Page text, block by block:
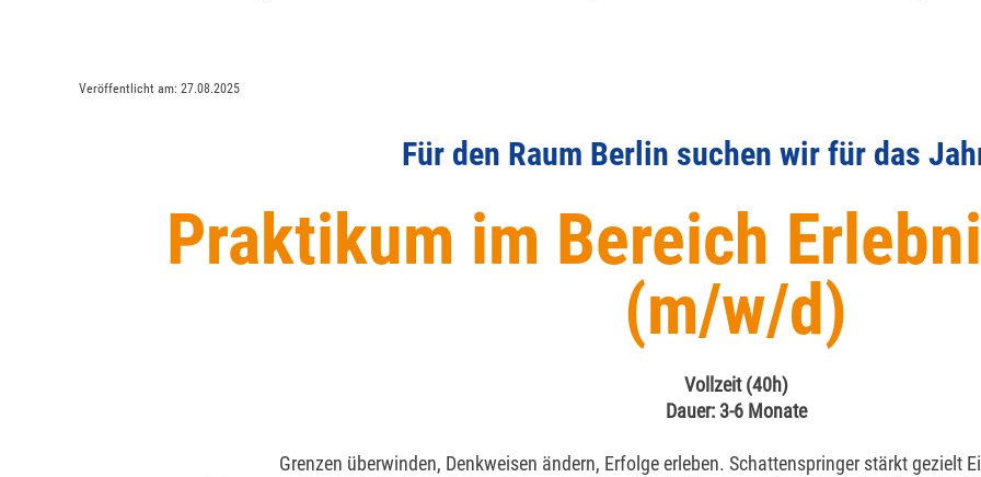
Veröffentlicht am: 27.08.2025
Für den Raum Berlin suchen wir für das
Praktikum im Bereich
(m/w/d)
Vollzeit(40h)
Dauer: 3-6 Monate
Grenzen überwinden, Denkweisen ändern, Erfolge erleben. Schattenspringer stärkt gezielt